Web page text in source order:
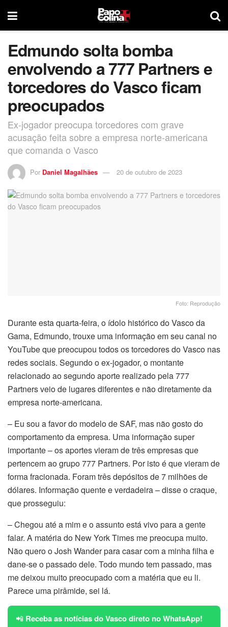
Edmundo solta bomba
envolvendo a 777 Partners e
torcedores do Vasco ficam
preocupados
Ex-jogador preocupa torcedores com grave
acusação feita sobre a empresa norte-americana
que comanda o Vasco
Por Daniel Magalhães 20 de outubro de 2023
Foto: Reprodução
Durante esta quarta-feira, o ídolo histórico do Vasco da
Gama, Edmundo, trouxe uma informação em seu canal no
YouTube que preocupou todos os torcedores do Vasco nas
redes sociais. Segundo o ex-jogador, o montante
relacionado ao segundo aporte realizado pela 777
Partners veio de lugares diferentes e não diretamente da
empresa norte-americana.
– Eu sou a favor do modelo de SAF, mas não gosto do
comportamento da empresa. Uma informação super
importante – os aportes vieram de três empresas que
pertencem ao grupo 777 Partners. Por isto é que vieram de
forma fracionada. Foram três depósitos de 7 milhões de
dólares. Informação quente e verdadeira – disse o craque,
que prosseguiu:
– Chegou até a mim e o assunto está vivo para a gente
falar. A matéria do New York Times me preocupa muito.
Não quero o Josh Wander para casar com a minha filha e
dane-se o passado dele. Todo mundo tem passado, mas
me deixou muito preocupado com a matéria que eu li.
Parece uma pirâmide, sei lá.
📲 Receba as notícias do Vasco direto no WhatsApp!